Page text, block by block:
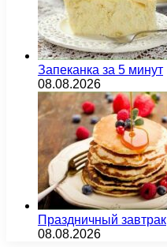
Запеканка за 5 минут
08.08.2026
Праздничный завтрак
08.08.2026